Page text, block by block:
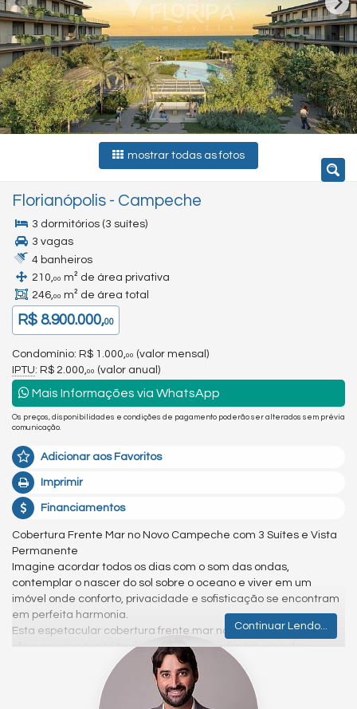
mostrar todas as fotos
Florianópolis - Campeche
3 dormitórios (3 suítes)
3 vagas
4 banheiros
210,00 m² de área privativa
246,00 m² de área total
R$ 8.900.000,00
Condomínio: R$ 1.000,00 (valor mensal)
IPTU: R$ 2.000,00 (valor anual)
Mais Informações via WhatsApp
Os preços, disponibilidades e condições de pagamento poderão ser alterados sem prévia
comunicação.
Adicionar aos Favoritos
Imprimir
Financiamentos
Cobertura Frente Mar no Novo Campeche com 3 Suítes e Vista
Permanente
Imagine acordar todos os dias com o som das ondas,
contemplar o nascer do sol sobre o oceano e viver em um
imóvel onde conforto, privacidade e sofisticação se encontram
em perfeita harmonia.
Esta espetacular cobertura frente mar no Novo Campeche
oferece uma experiência única de moradia em uma das
regiões mais valorizadas de Florianópolis. Com 210m²
privativos, o imóvel foi projetado para quem busca amplitude,
integração dos ambientes e uma conexão permanente com a
Continuar Lendo...